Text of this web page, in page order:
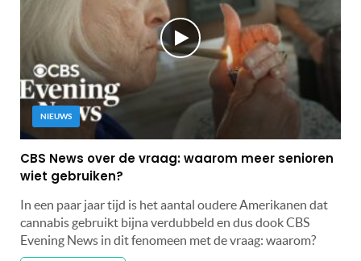
NIEUWS
CBS News over de vraag: waarom meer senioren
wiet gebruiken?
In een paar jaar tijd is het aantal oudere Amerikanen dat
cannabis gebruikt bijna verdubbeld en dus dook CBS
Evening News in dit fenomeen met de vraag: waarom?